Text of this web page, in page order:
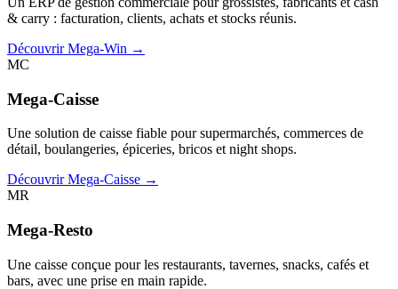
& carry : facturation, clients, achats et stocks réunis.
Découvrir Mega-Win →
MC
Mega-Caisse
Une solution de caisse fiable pour supermarchés, commerces de
détail, boulangeries, épiceries, bricos et night shops.
Découvrir Mega-Caisse →
MR
Mega-Resto
Une caisse conçue pour les restaurants, tavernes, snacks, cafés et
bars, avec une prise en main rapide.